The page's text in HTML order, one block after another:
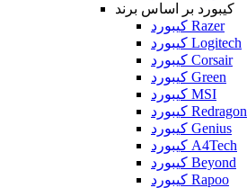
کیبورد بر اساس برند
کیبورد Razer
کیبورد Logitech
کیبورد Corsair
کیبورد Green
کیبورد MSI
کیبورد Redragon
کیبورد Genius
کیبورد A4Tech
کیبورد Beyond
کیبورد Rapoo